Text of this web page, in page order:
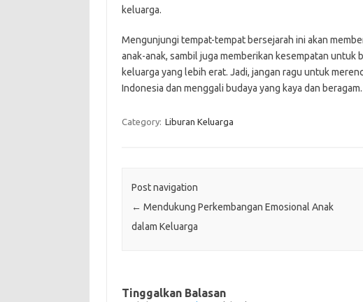
keluarga.
Mengunjungi tempat-tempat bersejarah ini akan
anak-anak, sambil juga memberikan kesempatan
keluarga yang lebih erat. Jadi, jangan ragu untuk
Indonesia dan menggali budaya yang kaya dan beragam.
Category: Liburan Keluarga
Post navigation
← Mendukung Perkembangan Emosional Anak
dalam Keluarga
Tinggalkan Balasan